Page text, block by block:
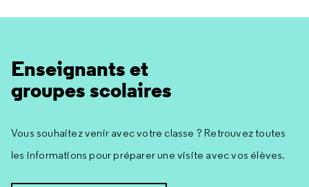
Enseignants et
groupes scolaires
Vous souhaitez venir avec votre classe ? Retrouvez toutes
les informations pour préparer une visite avec vos élèves.